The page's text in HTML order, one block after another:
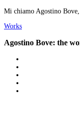
Mi chiamo Agostino
Works
Agostino Bove: the